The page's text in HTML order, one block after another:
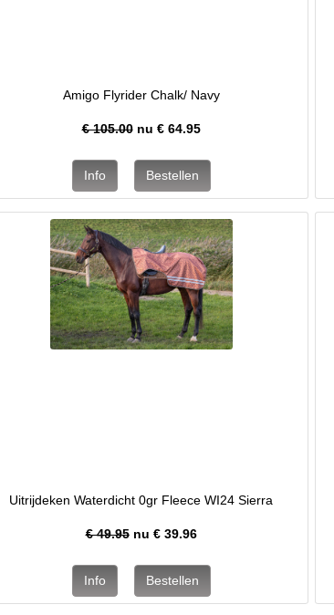
Amigo Flyrider Chalk/ Navy
€ 105.00nu € 64.95
Uitrijdeken Waterdicht 0gr Fleece WI24 Sierra
€ 49.95nu € 39.96